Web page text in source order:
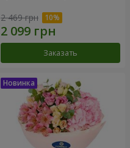
2 469 грн
Заказать